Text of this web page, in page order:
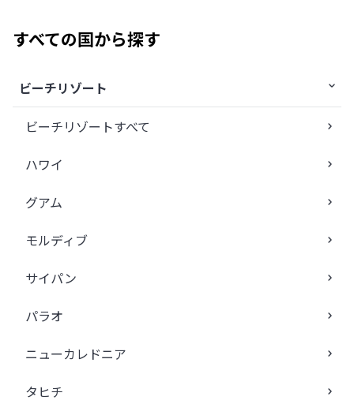
すべての国から探す
ビーチリゾート
ビーチリゾートすべて
ハワイ
グアム
モルディブ
サイパン
パラオ
ニューカレドニア
タヒチ